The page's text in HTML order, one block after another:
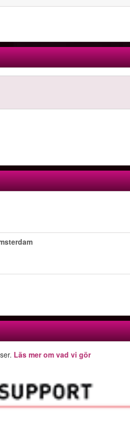
Läs mer om vad vi gör